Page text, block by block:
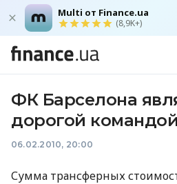
Multi от Finance.ua
(8,9K+)
ФК Барселона
дорогой
06.02.2010, 20:00
Сумма трансферных